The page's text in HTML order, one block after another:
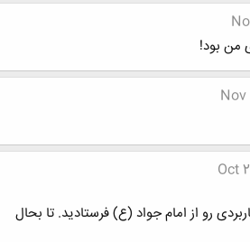
Nov
Oct
رو از امام جواد (ع) فرستادید. تا بحال